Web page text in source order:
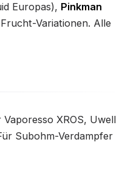
Europas), Pinkman
Variationen. Alle
XROS, Uwell
Subohm-Verdampfer